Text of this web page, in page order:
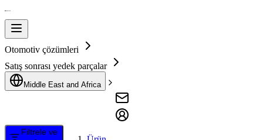
Otomotiv çözümleri
Satış sonrası yedek parçalar
Middle East and Africa
Filtrele ve